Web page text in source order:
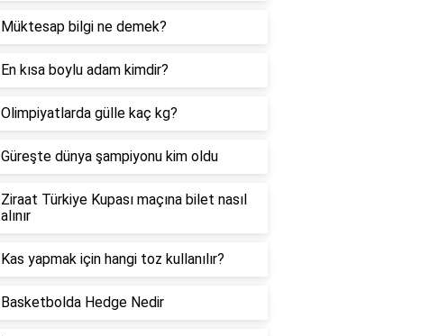
Müktesap bilgi ne demek?
En kısa boylu adam kimdir?
Olimpiyatlarda gülle kaç kg?
Güreşte dünya şampiyonu kim oldu
Ziraat Türkiye Kupası maçına bilet nasıl
alınır
Kas yapmak için hangi toz kullanılır?
Basketbolda Hedge Nedir